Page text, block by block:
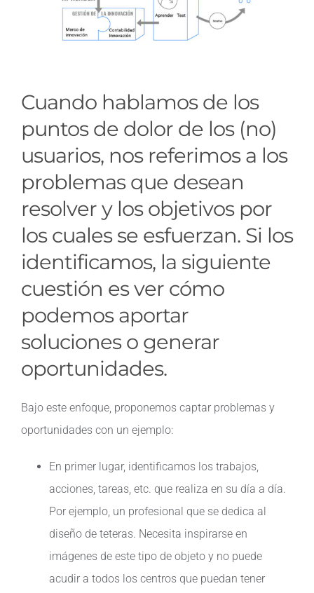
Cuando hablamos de los
puntos de dolor de los (no)
usuarios, nos referimos a los
problemas que desean
resolver y los objetivos por
los cuales se esfuerzan. Si los
identificamos, la siguiente
cuestión es ver cómo
podemos aportar
soluciones o generar
oportunidades.
Bajo este enfoque, proponemos captar problemas y
oportunidades con un ejemplo:
En primer lugar, identificamos los trabajos,
acciones, tareas, etc. que realiza en su día a día.
Por ejemplo, un profesional que se dedica al
diseño de teteras. Necesita inspirarse en
imágenes de este tipo de objeto y no puede
acudir a todos los centros que puedan tener